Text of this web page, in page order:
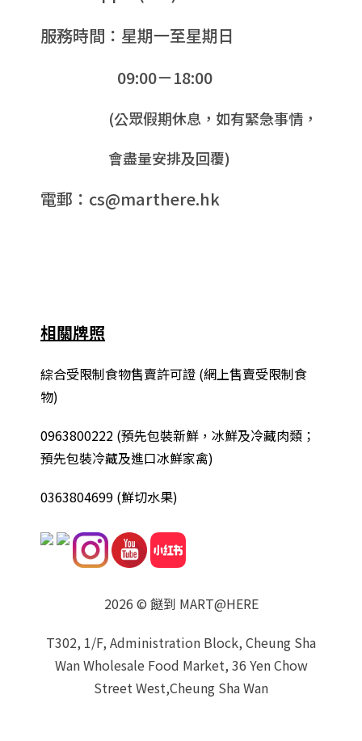
服務時間：星期一至星期日
09:00－18:00
(公眾假期休息，如有緊急事情，
會盡量安排及回覆)
電郵：cs@marthere.hk
相關牌照
綜合受限制食物售賣許可證 (網上售賣受限制食
物)
0963800222 (預先包裝新鮮，冰鮮及冷藏肉類；
預先包裝冷藏及進口冰鮮家禽)
0363804699 (鮮切水果)
2026 © 餸到 MART@HERE
T302, 1/F, Administration Block, Cheung Sha
Wan Wholesale Food Market, 36 Yen Chow
Street West,Cheung Sha Wan